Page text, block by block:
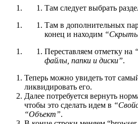
Там следует выбрать
Там в дополнительных
конец и находим
Переставляем отметку на
файлы, папки и диски”.
Теперь можно увидеть тот
ликвидировать его.
Далее потребуется вернуть
чтобы это сделать идем в
“Объект”.